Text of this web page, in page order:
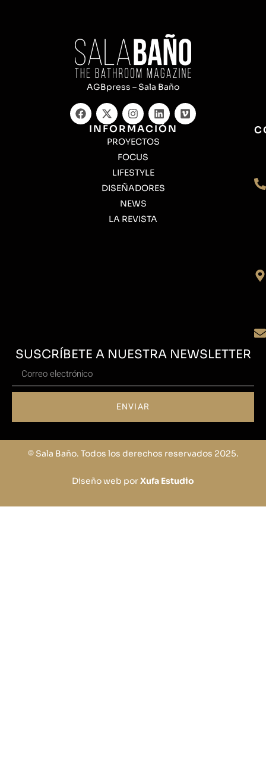
AGBpress – Sala Baño
INFORMACIÓN
PROYECTOS
FOCUS
LIFESTYLE
DISEÑADORES
NEWS
LA REVISTA
SUSCRÍBETE A NUESTRA NEWSLETTER
ENVIAR
© Sala Baño. Todos los derechos reservados 2025.
Diseño web porXufa Estudio